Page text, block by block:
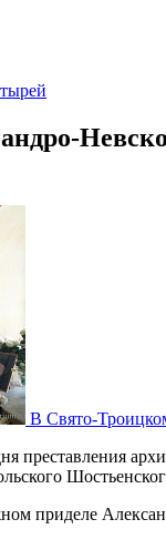
В Свято-
преставления
приделе